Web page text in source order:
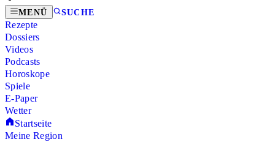
MENÜ SUCHE
Rezepte
Dossiers
Videos
Podcasts
Horoskope
Spiele
E-Paper
Wetter
Startseite
Meine Region